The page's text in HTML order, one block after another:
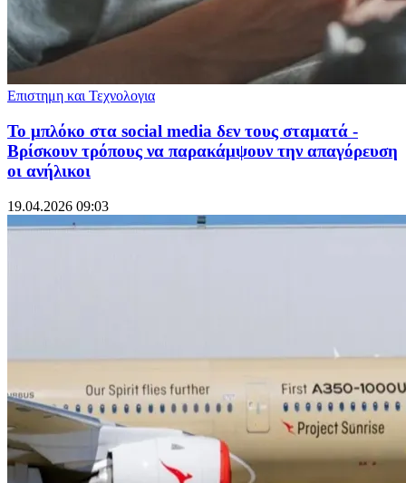
Επιστημη και Τεχνολογια
Το μπλόκο στα social media δεν τους σταματά -
Βρίσκουν τρόπους να παρακάμψουν την απαγόρευση
οι ανήλικοι
19.04.2026 09:03